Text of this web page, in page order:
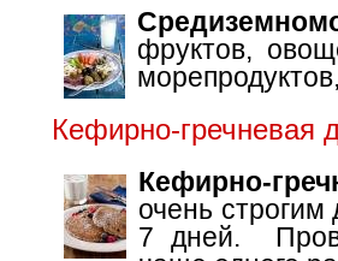
фруктов,
Кефирно-гречневая
Кефирно-
очень
7 дней.